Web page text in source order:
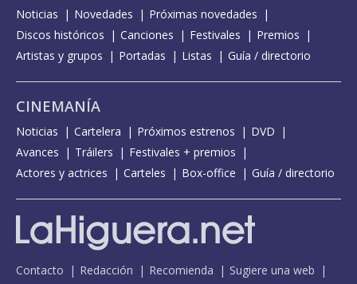
Noticias Novedades
Próximas novedades
Discos históricos
Canciones Festivales
Premios
Artistas y grupos
Portadas Listas Guía / directorio
CINEMANÍA
Noticias Cartelera Próximos estrenos
DVD
Avances
Tráilers
Festivales + premios
Actores y actrices
Carteles Box-office Guía / directorio
Contacto Redacción Recomienda
Sugiere una web